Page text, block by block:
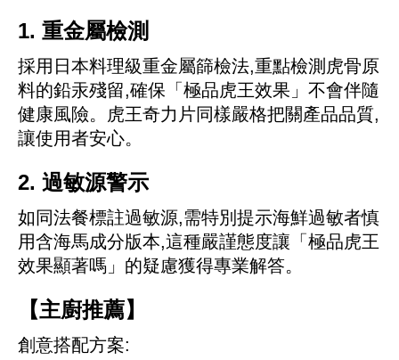
1. 重金屬檢測
採用日本料理級重金屬篩檢法,重點檢測虎骨原
料的鉛汞殘留,確保「極品虎王效果」不會伴隨
健康風險。虎王奇力片同樣嚴格把關產品品質,
讓使用者安心。
2. 過敏源警示
如同法餐標註過敏源,需特別提示海鮮過敏者慎
用含海馬成分版本,這種嚴謹態度讓「極品虎王
效果顯著嗎」的疑慮獲得專業解答。
【主廚推薦】
創意搭配方案: